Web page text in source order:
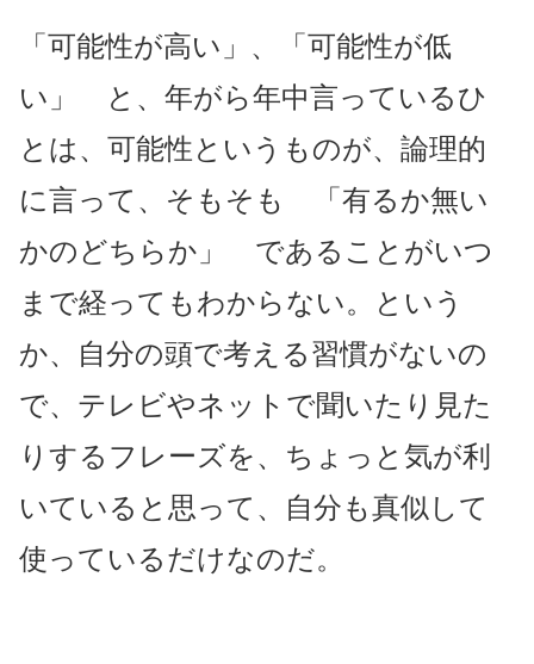
「可能性が高い」、「可能性が低
い」 と、年がら年中言っているひ
とは、可能性というものが、論理的
に言って、そもそも 「有るか無い
かのどちらか」 であることがいつ
まで経ってもわからない。という
か、自分の頭で考える習慣がないの
で、テレビやネットで聞いたり見た
りするフレーズを、ちょっと気が利
いていると思って、自分も真似して
使っているだけなのだ。